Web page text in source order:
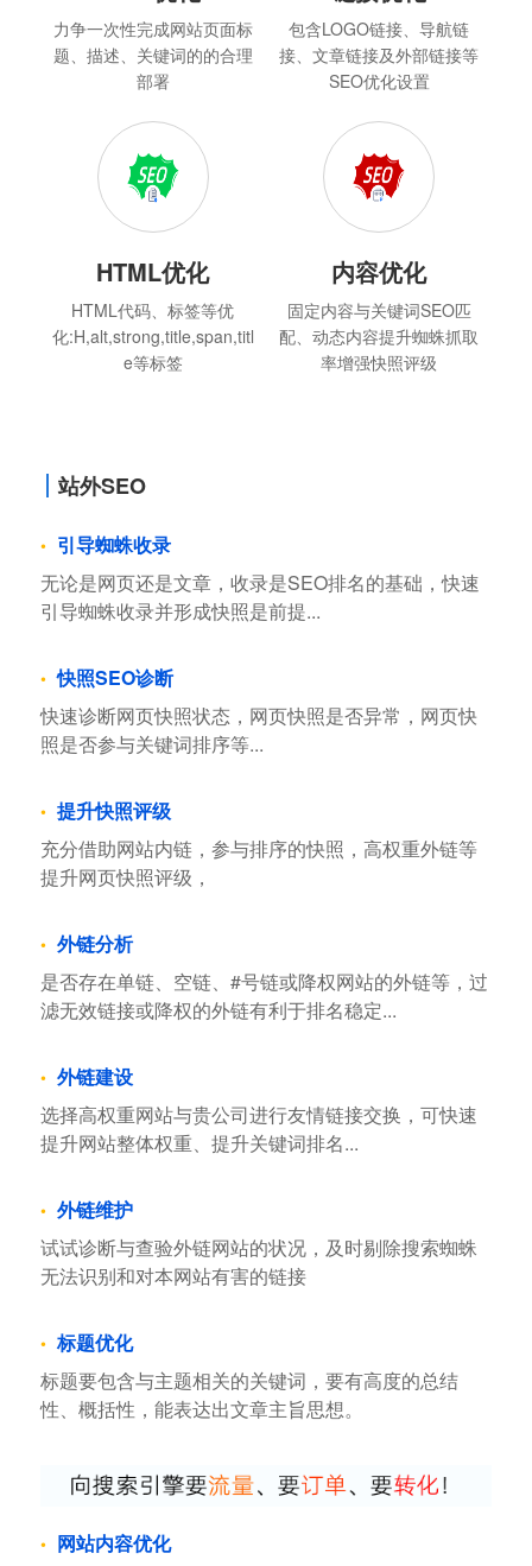
力争一次性完成网站页面标
题、描述、关键词的的合理
部署
包含LOGO链接、导航链
接、文章链接及外部链接等
SEO优化设置
HTML优化
HTML代码、标签等优
化:H,alt,strong,title,span,titl
e等标签
内容优化
固定内容与关键词SEO匹
配、动态内容提升蜘蛛抓取
率增强快照评级
站外SEO
引导蜘蛛收录
无论是网页还是文章，收录是SEO排名的基础，快速
引导蜘蛛收录并形成快照是前提...
快照SEO诊断
快速诊断网页快照状态，网页快照是否异常，网页快
照是否参与关键词排序等...
提升快照评级
充分借助网站内链，参与排序的快照，高权重外链等
提升网页快照评级，
外链分析
是否存在单链、空链、#号链或降权网站的外链等，过
滤无效链接或降权的外链有利于排名稳定...
外链建设
选择高权重网站与贵公司进行友情链接交换，可快速
提升网站整体权重、提升关键词排名...
外链维护
试试诊断与查验外链网站的状况，及时剔除搜索蜘蛛
无法识别和对本网站有害的链接
标题优化
标题要包含与主题相关的关键词，要有高度的总结
性、概括性，能表达出文章主旨思想。
网站内容优化